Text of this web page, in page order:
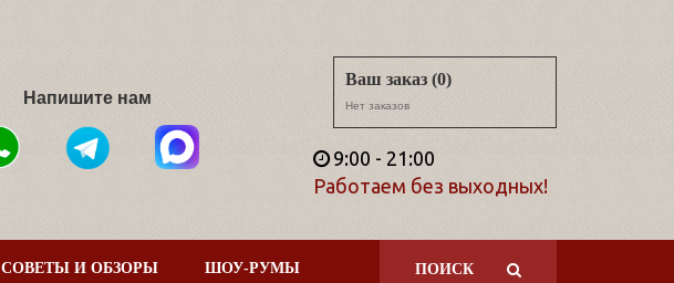
Напишите нам
Ваш заказ (0)
Нет заказов
9:00 - 21:00
Работаем без выходных!
ПОИСК
СОВЕТЫ И ОБЗОРЫ ШОУ-РУМЫ